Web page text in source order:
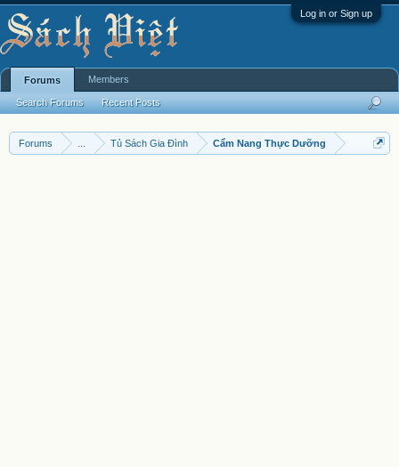
Log in or Sign up
Forums Tủ Sách Gia Đình Cẩm Nang Thực Dưỡng
Forums
Search Forums Recent Posts
Members